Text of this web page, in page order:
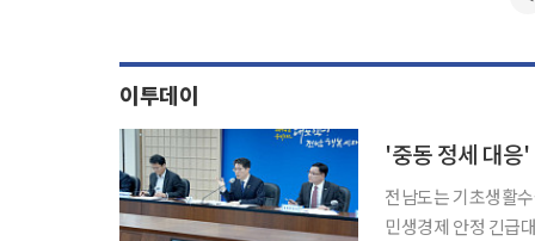
이투데이
'중동 정세 대응
전남도는 기초생활
민생경제 안정 긴급대책을 추진한다